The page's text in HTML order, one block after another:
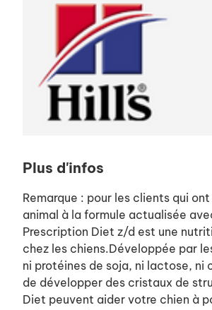
Plus d'infos
Remarque : pour les clients qui
animal à la formule actualisée
Prescription Diet z/d est une
chez les chiens.Développée par
ni protéines de soja, ni lactose, ni
de développer des cristaux de
Diet peuvent aider votre chien à